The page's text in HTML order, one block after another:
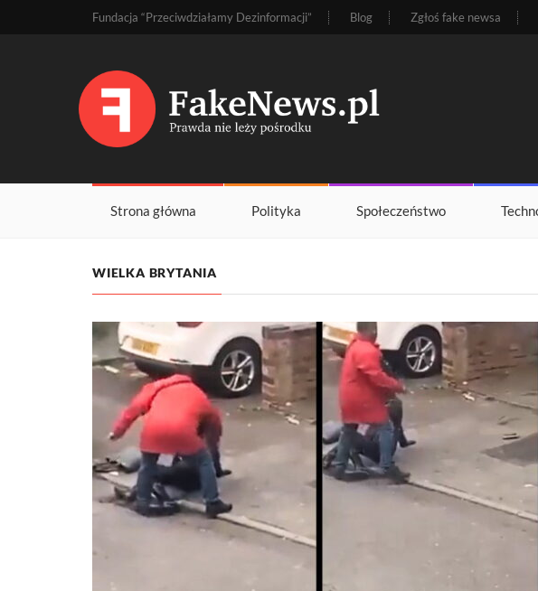
Fundacja “Przeciwdziałamy Dezinformacji” Blog Zgłoś fake newsa
Strona główna Polityka Społeczeństwo
WIELKA BRYTANIA